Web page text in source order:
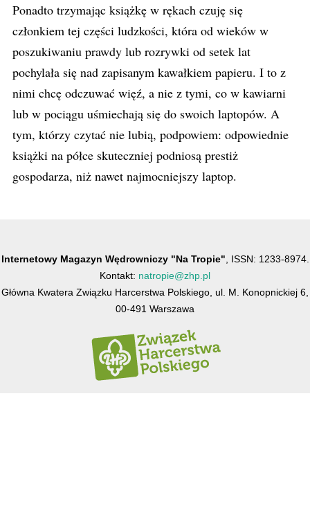
Ponadto trzymając książkę w rękach czuję się
członkiem tej części ludzkości, która od wieków w
poszukiwaniu prawdy lub rozrywki od setek lat
pochylała się nad zapisanym kawałkiem papieru. I to z
nimi chcę odczuwać więź, a nie z tymi, co w kawiarni
lub w pociągu uśmiechają się do swoich laptopów. A
tym, którzy czytać nie lubią, podpowiem: odpowiednie
książki na półce skuteczniej podniosą prestiż
gospodarza, niż nawet najmocniejszy laptop.
Internetowy Magazyn Wędrowniczy "Na Tropie" , ISSN: 1233-8974.
Kontakt: natropie@zhp.pl
Główna Kwatera Związku Harcerstwa Polskiego, ul. M. Konopnickiej 6,
00-491 Warszawa